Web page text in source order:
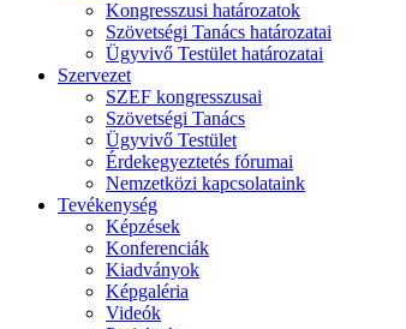
Kongresszusi határozatok
Szövetségi Tanács határozatai
Ügyvivő Testület határozatai
Szervezet
SZEF kongresszusai
Szövetségi Tanács
Ügyvivő Testület
Érdekegyeztetés fórumai
Nemzetközi kapcsolataink
Tevékenység
Képzések
Konferenciák
Kiadványok
Képgaléria
Videók